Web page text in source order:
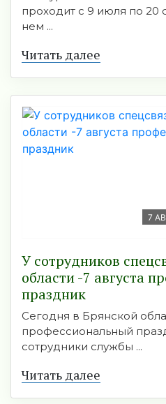
проходит с 9 июля по 20
нем ...
Читать далее
7
У сотрудников
области -7 августа
праздник
Сегодня в Брянской
профессиональный
сотрудники службы ...
Читать далее